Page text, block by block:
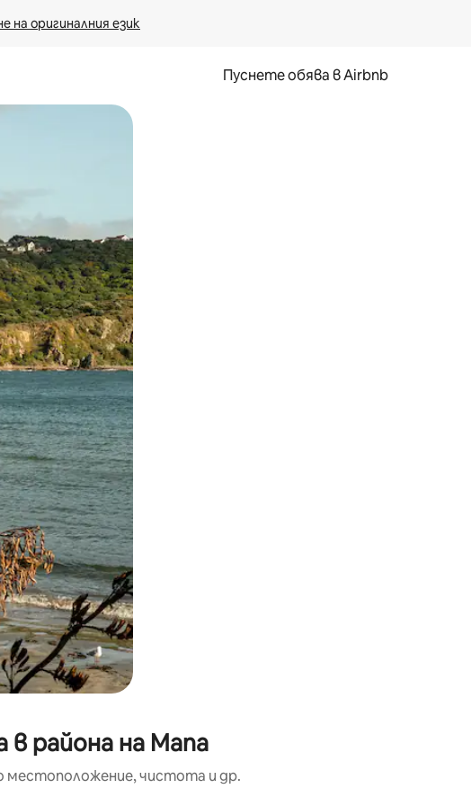
на оригиналния език
Пуснете обява в Airbnb
с докосване или плъзгане.
района на Mana
местоположение, чистота и др.